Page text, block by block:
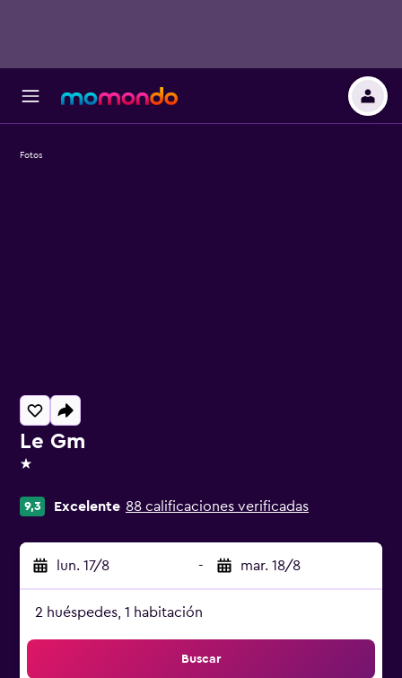
Le Gm
1 estrella
9,3 Excelente 88 calificaciones verificadas
lun. 17/8 - mar. 18/8
2 huéspedes, 1 habitación
Buscar
Fotos